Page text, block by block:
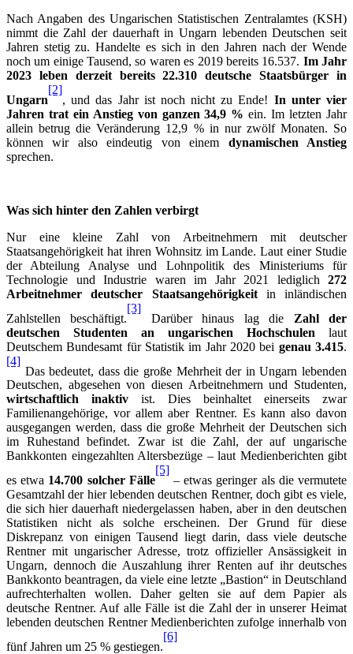
Nach Angaben des Ungarischen Statistischen Zentralamtes (KSH)
nimmt die Zahl der dauerhaft in Ungarn lebenden Deutschen seit
Jahren stetig zu. Handelte es sich in den Jahren nach der Wende
noch um einige Tausend, so waren es 2019 bereits 16.537. Im Jahr
2023 leben derzeit bereits 22.310 deutsche Staatsbürger in
Ungarn
[2]
, und das Jahr ist noch nicht zu Ende! In unter vier
Jahren trat ein Anstieg von ganzen 34,9 % ein. Im letzten Jahr
allein betrug die Veränderung 12,9 % in nur zwölf Monaten. So
können wir also eindeutig von einem dynamischen Anstieg
sprechen.
Was sich hinter den Zahlen verbirgt
Nur eine kleine Zahl von Arbeitnehmern mit deutscher
Staatsangehörigkeit hat ihren Wohnsitz im Lande. Laut einer Studie
der Abteilung Analyse und Lohnpolitik des Ministeriums für
Technologie und Industrie waren im Jahr 2021 lediglich 272
Arbeitnehmer deutscher Staatsangehörigkeitin inländischen
Zahlstellen beschäftigt.
[3]
Darüber hinaus lag die Zahl der
deutschen Studenten an ungarischen Hochschulen laut
Deutschem Bundesamt für Statistik im Jahr 2020 bei genau 3.415.
[4]
Das bedeutet, dass die große Mehrheit der in Ungarn lebenden
Deutschen, abgesehen von diesen Arbeitnehmern und Studenten,
wirtschaftlich inaktiv ist. Dies beinhaltet einerseits zwar
Familienangehörige, vor allem aber Rentner. Es kann also davon
ausgegangen werden, dass die große Mehrheit der Deutschen sich
im Ruhestand befindet. Zwar ist die Zahl, der auf ungarische
Bankkonten eingezahlten Altersbezüge – laut Medienberichten gibt
es etwa 14.700 solcher Fälle
[5]
– etwas geringer als die vermutete
Gesamtzahl der hier lebenden deutschen Rentner, doch gibt es viele,
die sich hier dauerhaft niedergelassen haben, aber in den deutschen
Statistiken nicht als solche erscheinen. Der Grund für diese
Diskrepanz von einigen Tausend liegt darin, dass viele deutsche
Rentner mit ungarischer Adresse, trotz offizieller Ansässigkeit in
Ungarn, dennoch die Auszahlung ihrer Renten auf ihr deutsches
Bankkonto beantragen, da viele eine letzte „Bastion“ in Deutschland
aufrechterhalten wollen. Daher gelten sie auf dem Papier als
deutsche Rentner. Auf alle Fälle ist die Zahl der in unserer Heimat
lebenden deutschen Rentner Medienberichten zufolge innerhalb von
fünf Jahren um 25 % gestiegen.
[6]